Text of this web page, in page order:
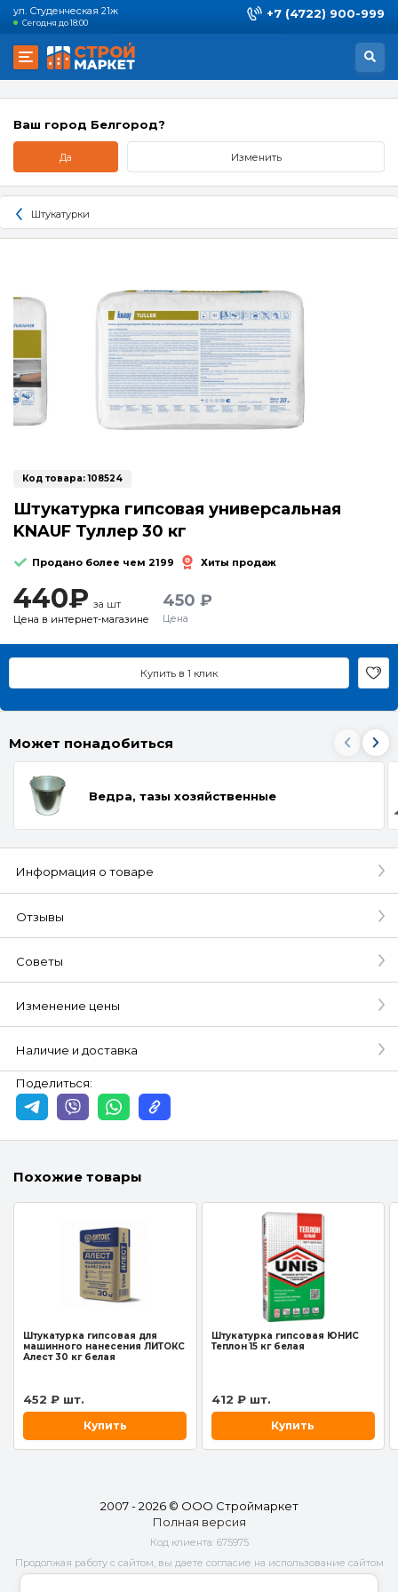
ул. Студенческая 21ж
Сегодня до 18:00
+7 (4722) 900-999
Ваш город Белгород?
Да Изменить
Штукатурки
Код товара:108524
Штукатурка гипсовая универсальная
KNAUF Туллер 30 кг
Продано более чем 2199 Хиты продаж
440₽ за шт
Цена в интернет-магазине
450 ₽
Цена
Купить в 1 клик
Может понадобиться
Ведра, тазы хозяйственные
Информация о товаре
Отзывы
Советы
Изменение цены
Наличие и доставка
Поделиться:
Похожие товары
Штукатурка гипсовая для
машинного нанесения ЛИТОКС
Алест 30 кг белая
452 ₽ шт.
Купить
Штукатурка гипсовая ЮНИС
Теплон 15 кг белая
412 ₽ шт.
Купить
2007 - 2026 © ООО Строймаркет
Полная версия
Код клиента: 675975
Продолжая работу с сайтом, вы даете согласие на использование сайтом
cookies иобработку персональных данныхв целях функционирования